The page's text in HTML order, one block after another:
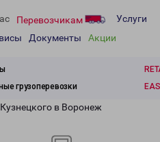
Перевозчикам
Услуги
Документы Акции
грузоперевозки
в Воронеж